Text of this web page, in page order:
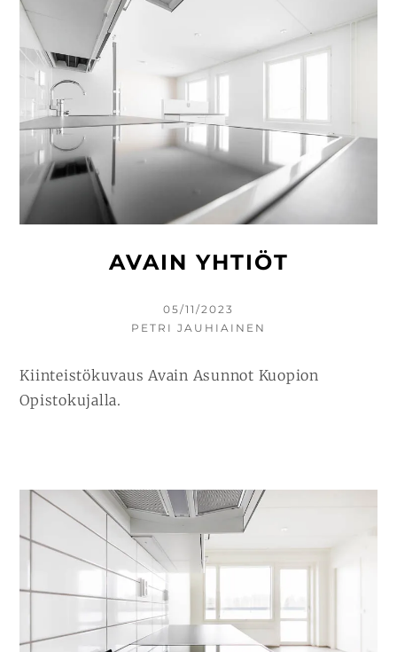
AVAIN YHTIÖT
KIRJOITETTU
05/11/2023
KIRJOITTAJA
PETRI JAUHIAINEN
Kiinteistökuvaus Avain Asunnot Kuopion
Opistokujalla.